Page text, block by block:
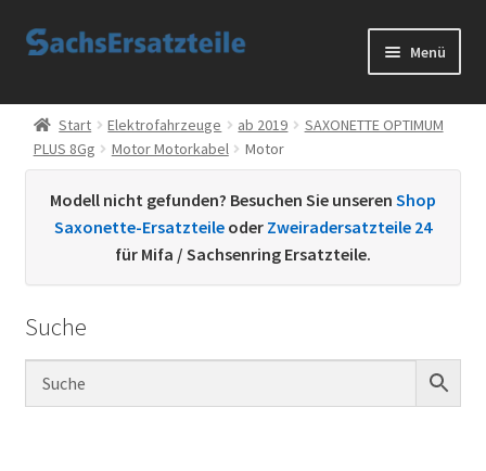
Zur
Zum
Menü
Start
AGB
Datenschutzerklärung
Kontakt
Sachs Ersatzteile
Start Elektrofahrzeuge ab 2019
SAXONETTE OPTIMUM
PLUS 8Gg
Motor Motorkabel Motor
Modell nicht gefunden? Besuchen Sie unseren Shop
Saxonette-Ersatzteile oder Zweiradersatzteile 24
für Mifa / Sachsenring Ersatzteile.
Suche